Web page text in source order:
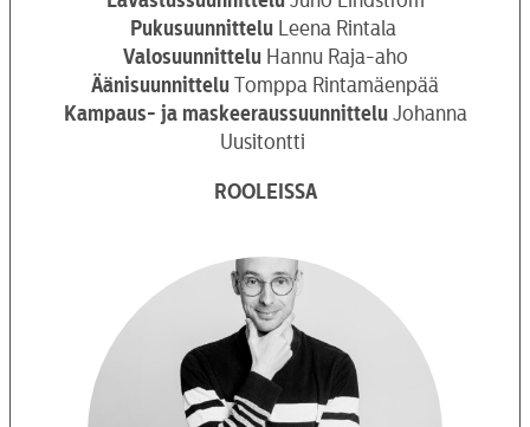
PukusuunnitteluLeena Rintala
ValosuunnitteluHannu Raja-aho
Äänisuunnittelu Tomppa Rintamäenpää
Kampaus- ja maskeeraussuunnitteluJohanna
Uusitontti
ROOLEISSA